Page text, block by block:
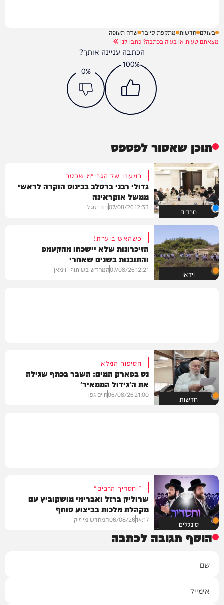
בעולם חדשות מתקפת סייבר שדה תעופה
מצאתם טעות או בעיה בכתבה? כתבו לנו
הכתבה עניינה אותך?
100%
0%
תוכן שאסור לפספס
חרדים
במעונו של הגרי"מ שכטר
גדולי רבני ברסלב בכינוס הוקרה לראשי
ממשל אוקראינה
12:33
07/08/26דודי סגל
וידאו
כשהאש בוערת!
הזיכרונות שלא יישכחו מהקעמפ
והתובנות בשנים שאחרי
12:21
07/08/26המחדש בשיתוף "וימאן"
חדשות
הסיפור המלא
נס בפארק המים: השבר בכתף שגילה
את ה'גידול הממאיר'
21:00
06/08/26חיים גפן
סינגלים
"וחסדיך הרבים"
שרוליק ברזל ואברימי מושקוביץ עם
מקהלת מלכות בביצוע סוחף
14:17
06/08/26המחדש מיוזיק
הוסף תגובה לכתבה